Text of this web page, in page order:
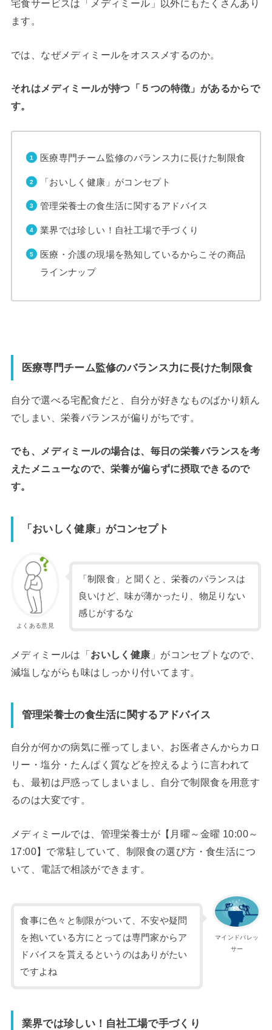
宅食サービスは「メディミール」以外にもたくさんあり
ます。
では、なぜメディミールをオススメするのか。
それはメディミールが持つ「 ５つの特徴 」があるからで
す。
医療専門チーム監修のバランス力に長けた制限食
「おいしく健康」がコンセプト
管理栄養士の食生活に関するアドバイス
業界では珍しい！自社工場で手づくり
医療・介護の現場を熟知しているからこその商品
ラインナップ
医療専門チーム監修のバランス力に長けた制限食
自分で選べる宅配食だと、自分が好きなものばかり頼ん
でしまい、栄養バランスが偏りがちです。
でも、メディミールの場合は、毎日の栄養バランスを考
えたメニューなので、栄養が偏らずに摂取できるので
す。
「おいしく健康」がコンセプト
よくある意見
「制限食」と聞くと、栄養のバランスは
良いけど、味が薄かったり、物足りない
感じがするな
メディミールは「おいしく健康 」がコンセプトなので、
減塩しながらも味はしっかり付いてます。
管理栄養士の食生活に関するアドバイス
自分が何かの病気に罹ってしまい、お医者さんからカロ
リー・塩分・たんぱく質などを控えるように言われて
も、最初は戸惑ってしまいまし、自分で制限食を用意す
るのは大変です。
メディミールでは、管理栄養士が【月曜～金曜 10:00～
17:00】で常駐していて、制限食の選び方・食生活につ
いて、電話で相談ができます。
マインドパレッ
サー
食事に色々と制限がついて、不安や疑問
を抱いている方にとっては専門家からア
ドバイスを貰えるというのはありがたい
ですよね
業界では珍しい！自社工場で手づくり